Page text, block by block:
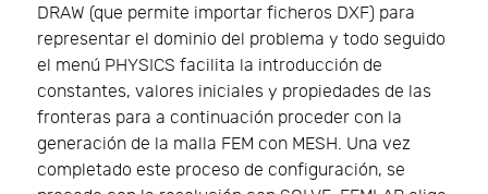
DRAW (que permite importar ficheros DXF) para
representar el dominio del problema y todo seguido
el menú PHYSICS facilita la introducción de
constantes, valores iniciales y propiedades de las
fronteras para a continuación proceder con la
generación de la malla FEM con MESH. Una vez
completado este proceso de configuración, se